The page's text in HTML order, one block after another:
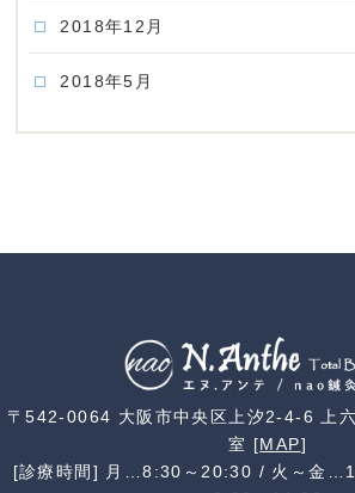
2018年12月
2018年5月
〒542-0064 大阪市中央区上汐2-4-6 上
室 [MAP]
[診療時間] 月…8:30～20:30 / 火～金